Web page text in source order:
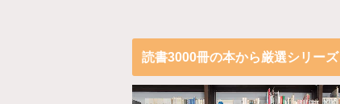
読書3000冊の本から厳選シリーズ